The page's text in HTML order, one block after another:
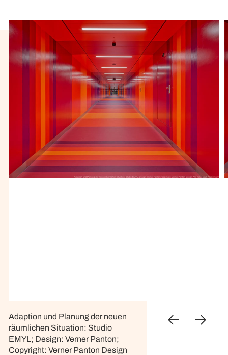
Adaption und Planung der neuen
räumlichen Situation: Studio
EMYL; Design: Verner Panton;
Copyright: Verner Panton Design